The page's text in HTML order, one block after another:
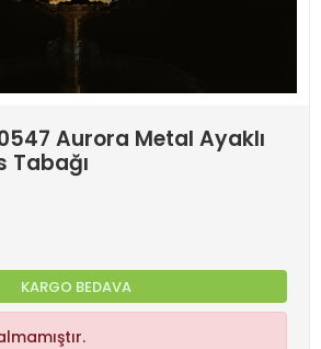
Aurora Metal Ayaklı
Tabağı
KARGO BEDAVA